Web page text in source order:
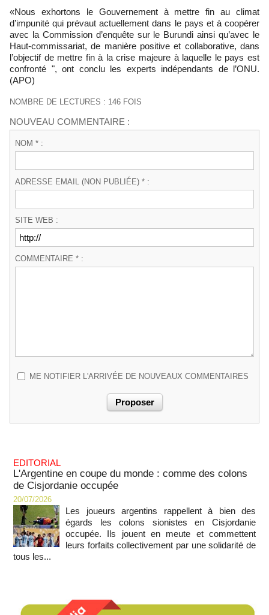
«Nous exhortons le Gouvernement à mettre fin au climat
d’impunité qui prévaut actuellement dans le pays et à coopérer
avec la Commission d’enquête sur le Burundi ainsi qu’avec le
Haut-commissariat, de manière positive et collaborative, dans
l’objectif de mettre fin à la crise majeure à laquelle le pays est
confronté ", ont conclu les experts indépendants de l’ONU.
(APO)
NOMBRE DE LECTURES : 146 FOIS
NOUVEAU COMMENTAIRE :
NOM * :
ADRESSE EMAIL (NON PUBLIÉE) * :
SITE WEB :
COMMENTAIRE * :
ME NOTIFIER L'ARRIVÉE DE NOUVEAUX COMMENTAIRES
EDITORIAL
L'Argentine en coupe du monde : comme des colons
de Cisjordanie occupée
20/07/2026
Les joueurs argentins rappellent à bien des
égards les colons sionistes en Cisjordanie
occupée. Ils jouent en meute et commettent
leurs forfaits collectivement par une solidarité de
tous les...